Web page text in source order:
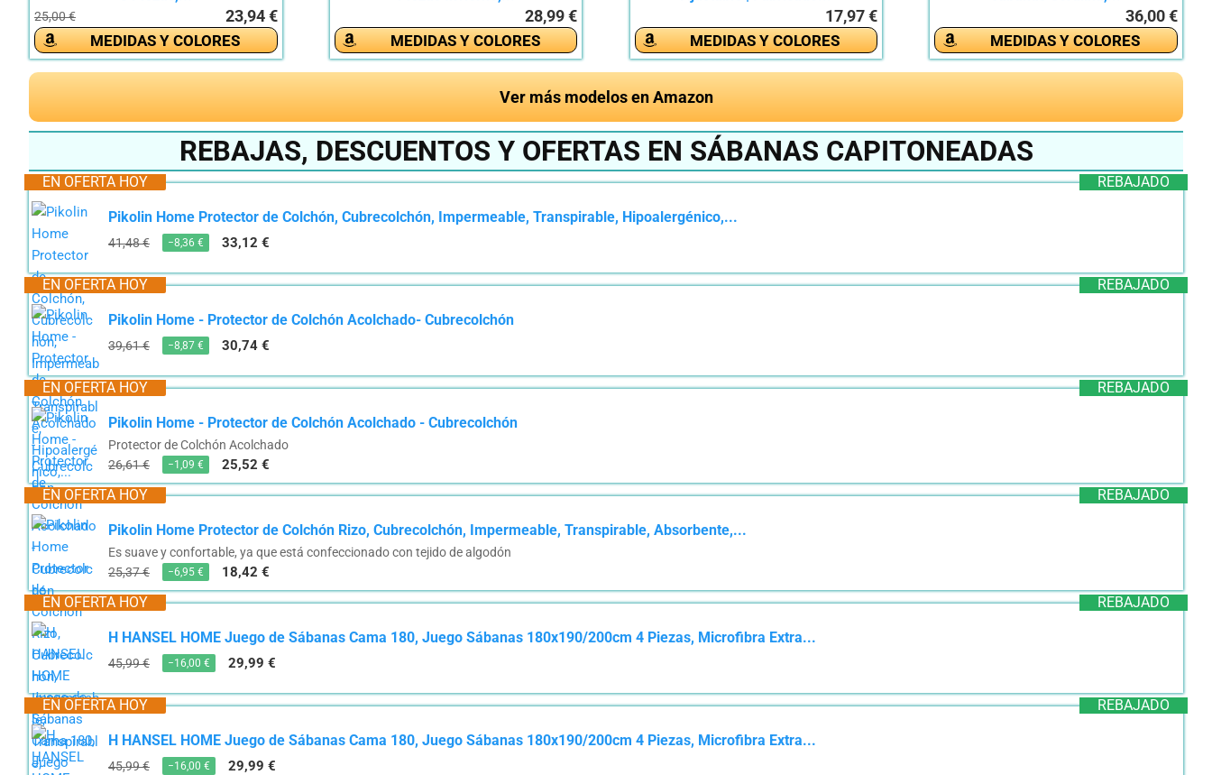
25,00 € 23,94 €
MEDIDAS Y COLORES
28,99 €
MEDIDAS Y COLORES
17,97 €
MEDIDAS Y COLORES
36,00 €
MEDIDAS Y COLORES
Ver más modelos en Amazon
REBAJAS, DESCUENTOS Y OFERTAS EN SÁBANAS CAPITONEADAS
REBAJADO
EN OFERTA HOY
Pikolin Home Protector de Colchón, Cubrecolchón, Impermeable, Transpirable, Hipoalergénico,...
41,48 € −8,36 € 33,12 €
REBAJADO
EN OFERTA HOY
Pikolin Home - Protector de Colchón Acolchado- Cubrecolchón
39,61 € −8,87 € 30,74 €
REBAJADO
EN OFERTA HOY
Pikolin Home - Protector de Colchón Acolchado - Cubrecolchón
Protector de Colchón Acolchado
26,61 €
−1,09 € 25,52 €
REBAJADO
EN OFERTA HOY
Pikolin Home Protector de Colchón Rizo, Cubrecolchón, Impermeable, Transpirable, Absorbente,...
Es suave y confortable, ya que está confeccionado con tejido de algodón
25,37 €
−6,95 € 18,42 €
REBAJADO
EN OFERTA HOY
H HANSEL HOME Juego de Sábanas Cama 180, Juego Sábanas 180x190/200cm 4 Piezas, Microfibra Extra...
45,99 € −16,00 € 29,99 €
REBAJADO
EN OFERTA HOY
H HANSEL HOME Juego de Sábanas Cama 180, Juego Sábanas 180x190/200cm 4 Piezas, Microfibra Extra...
45,99 € −16,00 € 29,99 €